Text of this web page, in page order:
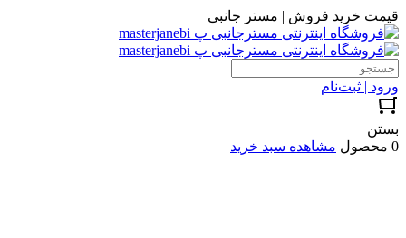
قیمت خرید فروش | مستر جانبی
ورود | ثبت‌نام
بستن
0 محصول
مشاهده سبد خرید